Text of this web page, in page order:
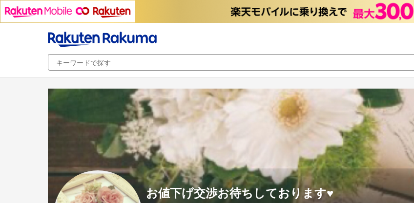
お値下げ交渉お待ちしております♥️